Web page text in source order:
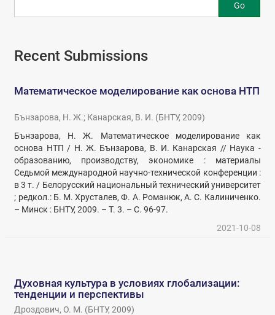
Go
Recent Submissions
Математическое моделирование как основа НТП
Бънзарова, Н. Ж.; Канарская, В. И. (БНТУ,2009)
Бънзарова, Н. Ж. Математическое моделирование как
основа НТП / Н. Ж. Бънзарова, В. И. Канарская // Наука -
образованию, производству, экономике : материалы
Седьмой международной научно-технической конференции :
в 3 т. / Белорусский национальный технический университет
; редкол.: Б. М. Хрусталев, Ф. А. Романюк, А. С. Калиниченко.
– Минск : БНТУ, 2009. – Т. 3. – С. 96-97.
2021-10-08
Духовная культура в условиях глобализации:
тенденции и перспективы
Дроздович, О. М. (БНТУ,2009)